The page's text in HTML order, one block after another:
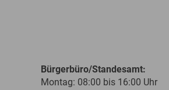
Bürgerbüro/Standesamt:
Montag: 08:00 bis 16:00 Uhr